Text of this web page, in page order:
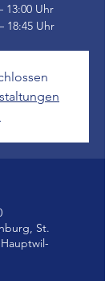
13:00 Uhr
St.